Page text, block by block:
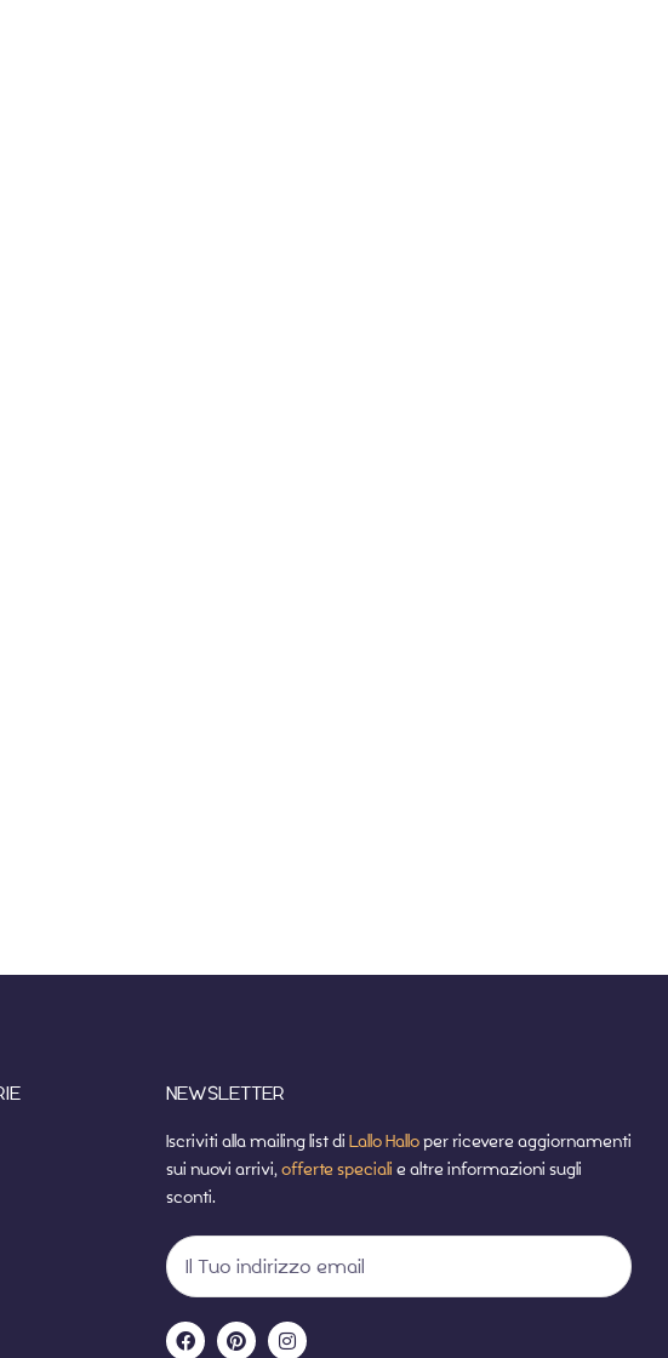
NEWSLETTER
Iscriviti alla mailing list di Lallo Halloper ricevere aggiornamenti
sui nuovi arrivi,offerte speciali e altre informazioni sugli
sconti.